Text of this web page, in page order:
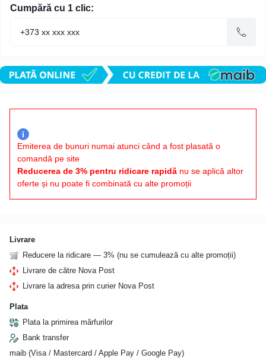
Cumpără cu 1 clic:
i
Emiterea de bunuri numai atunci când a fost plasată o
comandă pe site
Reducerea de 3% pentru ridicare rapidă nu se aplică altor
oferte și nu poate fi combinată cu alte promoții
Livrare
Reducere la ridicare — 3% (nu se cumulează cu alte promoții)
Livrare de către Nova Post
Livrare la adresa prin curier Nova Post
Plata
Plata la primirea mărfurilor
Bank transfer
maib (Visa / Mastercard / Apple Pay / Google Pay)